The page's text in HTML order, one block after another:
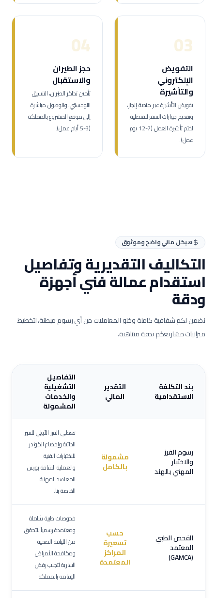
03
التفويض
الإلكتروني
والتأشيرة
تفويض التأشيرة عبر منصة إنجاز،
وتقديم جوازات السفر للقنصلية
لختم تأشيرة العمل (7-12 يوم
عمل).
04
حجز الطيران
والاستقبال
تأمين تذاكر الطيران، التنسيق
اللوجستي، والوصول مباشرة
إلى موقع المشروع بالمملكة
(3-5 أيام عمل).
هيكل مالي واضح وموثوق
التكاليف التقديرية وتفاصيل
استقدام عمالةفني أجهزة
ودقة
نضمن لكم شفافية كاملة وخلو المعاملات من أي رسوم مبطنة، لتخطيط
ميزانيات مشاريعكم بدقة متناهية.
بند التكلفة
الاستقدامية
التقدير
المالي
التفاصيل
التشغيلية
والخدمات
المشمولة
رسوم الفرز
والاختبار
المهني بالهند
مشمولة
بالكامل
تغطي الفرز الأولي للسير
الذاتية وإخضاع الكوادر
للاختبارات الفنية
والعملية الشاقة بورش
المعاهد المهنية
الخاصة بنا.
الفحص الطبي
المعتمد
(GAMCA)
حسب
تسعيرة
المراكز
المعتمدة
فحوصات طبية شاملة
ومعتمدة رسمياً للتحقق
من اللياقة الصحية
ومكافحة الأمراض
السارية لتجنب رفض
الإقامة بالمملكة.